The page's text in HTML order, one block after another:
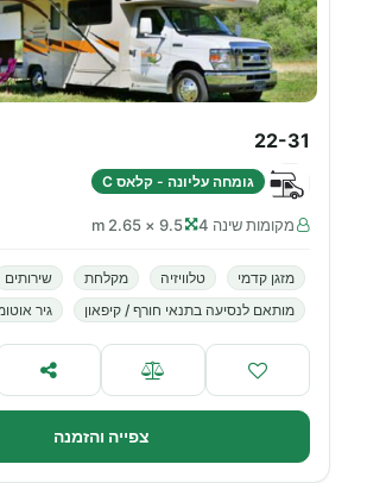
22-31
גומחה עליונה - קלאס C
מקומות שינה 4 9.5 × 2.65 m
מזגן קדמי טלוויזיה מקלחת
שירותים
מותאם לנסיעה בתנאי חורף / קיפאון
גיר
צפייה והזמנה